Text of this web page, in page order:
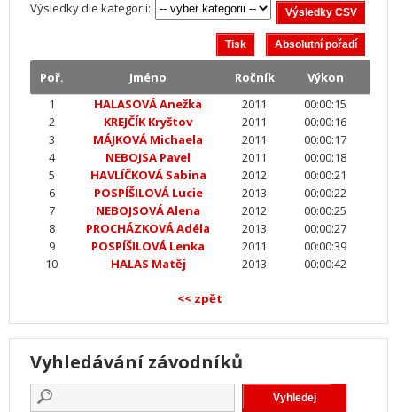
Výsledky dle kategorií:
Poř. Jméno Ročník
Výkon
1
HALASOVÁ Anežka 2011
00:00:15
2
KREJČÍK Kryštov 2011
00:00:16
3
MÁJKOVÁ Michaela 2011
00:00:17
4
NEBOJSA Pavel 2011
00:00:18
5
HAVLÍČKOVÁ Sabina 2012
00:00:21
6
POSPÍŠILOVÁ Lucie 2013
00:00:22
7
NEBOJSOVÁ Alena 2012
00:00:25
8
PROCHÁZKOVÁ Adéla 2013
00:00:27
9
POSPÍŠILOVÁ Lenka 2011
00:00:39
10
HALAS Matěj 2013 00:00:42
<< zpět
Vyhledávání závodníků